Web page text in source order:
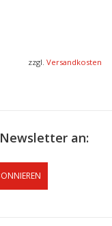
zzgl. Versandkosten
an: